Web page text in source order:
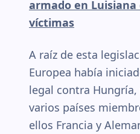
armado en
víctimas
A raíz de esta
Europea había
legal contra
varios países
ellos Francia y